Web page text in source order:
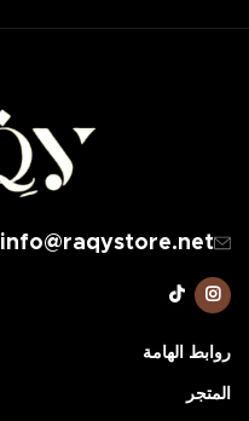
info@raqystore.net
روابط الهامة
المتجر